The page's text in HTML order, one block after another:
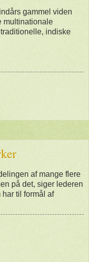
gammel viden
multinationale
indiske
af mange flere
på det, siger lederen
til formål af